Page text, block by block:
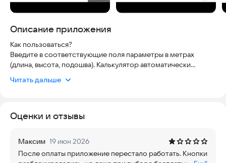
Описание приложения
Как пользоваться?
Введите в соответствующие поля параметры в метрах
(длина, высота, подошва). Калькулятор автоматически
введенных данных. Не забудьте прибавить к полученному
Читать дальше
Оценки и отзывы
Максим 19 июн 2026
После оплаты приложение перестало работать. Кнопки